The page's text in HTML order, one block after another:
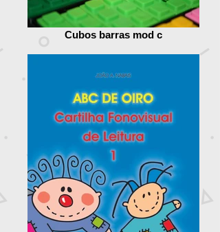
Cubos barras mod c